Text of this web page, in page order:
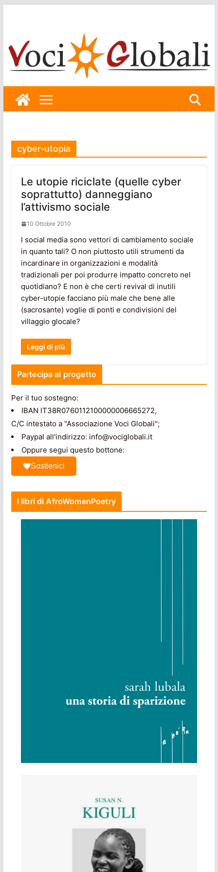
cyber-utopia
Le utopie riciclate (quelle cyber
soprattutto) danneggiano
l’attivismo sociale
10 Ottobre 2010
I social media sono vettori di cambiamento sociale
in quanto tali? O non piuttosto utili strumenti da
incardinare in organizzazioni e modalità
tradizionali per poi produrre impatto concreto nel
quotidiano? E non è che certi revival di inutili
cyber-utopie facciano più male che bene alle
(sacrosante) voglie di ponti e condivisioni del
villaggio glocale?
Leggi di più
Partecipa al progetto
Per il tuo sostegno:
IBAN IT38R0760112100000006665272,
C/C intestato a "Associazione Voci Globali";
Paypal all'indirizzo: info@vociglobali.it
Oppure segui questo bottone:
Sostienici
I libri di AfroWomenPoetry